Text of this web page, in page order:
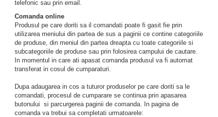
telefonic sau prin email.
Comanda online
Produsul pe care doriti sa il comandati poate fi gasit fie prin
utilizarea meniului din partea de sus a paginii ce contine categoriile
de produse, din meniul din partea dreapta cu toate categoriile si
subcategoriile de produse sau prin folosirea campului de cautare.
In momentul in care ati apasat comanda produsul va fi automat
transferat in cosul de cumparaturi.
Dupa adaugarea in cos a tuturor produselor pe care doriti sa le
comandati, procesul de cumparare se continua prin apasarea
butonului si parcurgerea paginii de comanda. In pagina de
comanda va trebui sa completati urmatoarele: